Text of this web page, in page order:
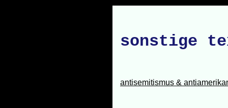
sonstige
antisemitismus &